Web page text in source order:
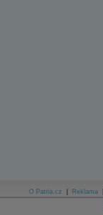
O Patria.cz Reklama